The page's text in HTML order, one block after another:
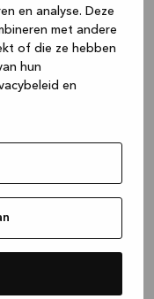
en analyse. Deze
met andere
of die ze hebben
hun
en
console for more